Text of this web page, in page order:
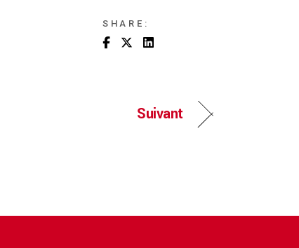
SHARE:
Suivant